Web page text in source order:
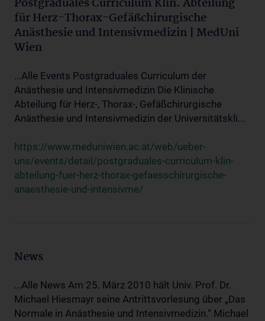
Postgraduales Curriculum Klin. Abteilung
für Herz-Thorax-Gefäßchirurgische
Anästhesie und Intensivmedizin | MedUni
Wien
...Alle Events Postgraduales Curriculum der
Anästhesie und Intensivmedizin Die Klinische
Abteilung für Herz-, Thorax-, Gefäßchirurgische
Anästhesie und Intensivmedizin der Universitätskli...
https://www.meduniwien.ac.at/web/ueber-
uns/events/detail/postgraduales-curriculum-klin-
abteilung-fuer-herz-thorax-gefaesschirurgische-
anaesthesie-und-intensivme/
News
...Alle News Am 25. März 2010 hält Univ. Prof. Dr.
Michael Hiesmayr seine Antrittsvorlesung über „Das
Normale in Anästhesie und Intensivmedizin.“ Michael